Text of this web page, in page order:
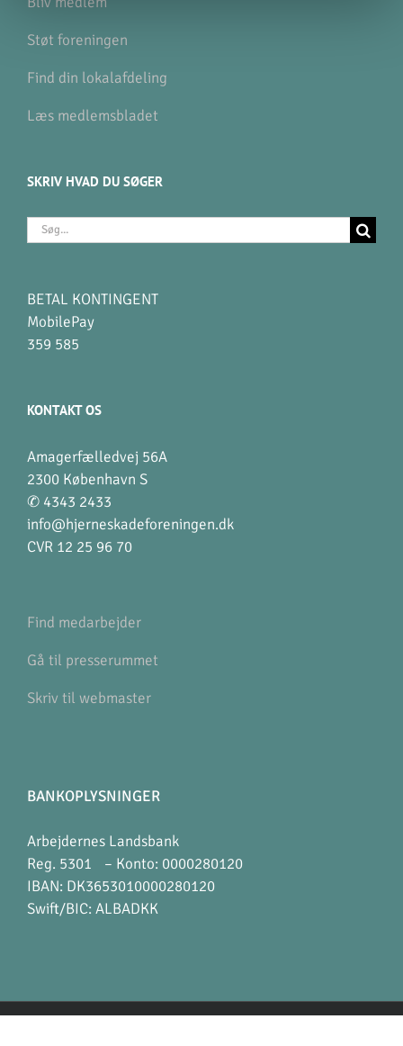
Støt foreningen
Find din lokalafdeling
Læs medlemsbladet
SKRIV HVAD DU SØGER
Søg
BETAL KONTINGENT
MobilePay
359 585
KONTAKT OS
Amagerfælledvej 56A
2300 København S
✆ 4343 2433
info@hjerneskadeforeningen.dk
CVR 12 25 96 70
Find medarbejder
Gå til presserummet
Skriv til webmaster
BANKOPLYSNINGER
Arbejdernes Landsbank
Reg. 5301 – Konto: 0000280120
IBAN: DK3653010000280120
Swift/BIC: ALBADKK